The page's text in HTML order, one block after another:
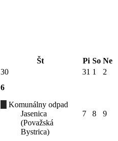
Št Pi So Ne
30 31 1 2
6
Komunálny odpad
Jasenica
(Považská
Bystrica)
7 8 9